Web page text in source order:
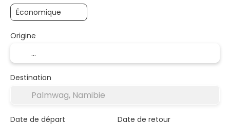
Origine
Destination
Date de départ Date de retour